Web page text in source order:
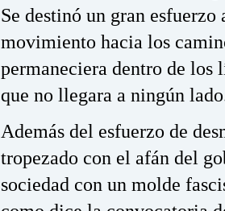
Se destinó un gran
movimiento hacia los
permaneciera dentro de
que no llegara a ningún
Además del esfuerzo de
tropezado con el afán del
sociedad con un molde